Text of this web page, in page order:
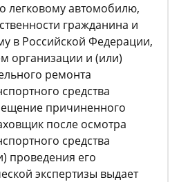
легковому автомобилю,
гражданина и
в Российской Федерации,
организации и (или)
ремонта
средства
причиненного
после осмотра
средства
проведения его
экспертизы выдает